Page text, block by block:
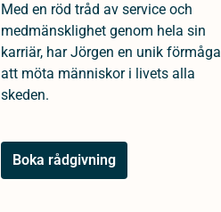
Med en röd tråd av service och
medmänsklighet genom hela sin
karriär, har Jörgen en unik förmåga
att möta människor i livets alla
skeden.
Boka rådgivning